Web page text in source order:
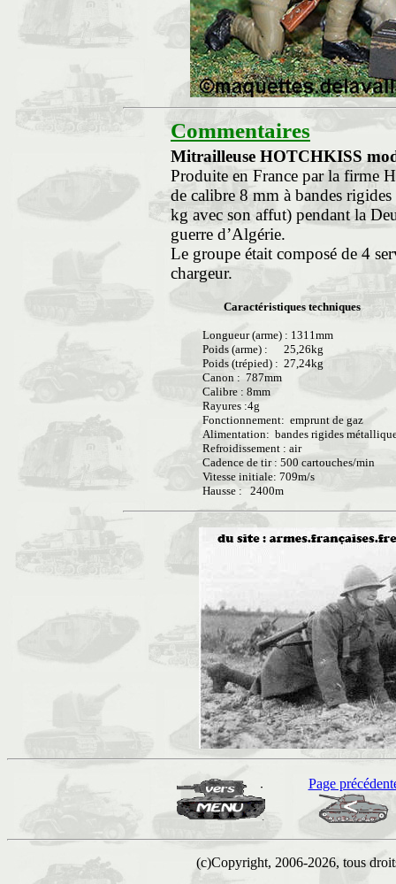
Commentaires
Mitrailleuse HOTCHKISS
Produite en France par la firme
de calibre 8 mm à bandes
kg avec son affut) pendant la
guerre d’Algérie.
Le groupe était composé de 4
chargeur.
Caractéristiques techniques
Longueur (arme) : 1311mm
Poids (arme) : 25,26kg
Poids (trépied) : 27,24kg
Canon : 787mm
Calibre : 8mm
Rayures :4g
Fonctionnement: emprunt de gaz
Alimentation: bandes rigides
Refroidissement : air
Cadence de tir : 500 cartouches/min
Vitesse initiale: 709m/s
Hausse : 2400m
Page
(c)Copyright, 2006-2026, tous